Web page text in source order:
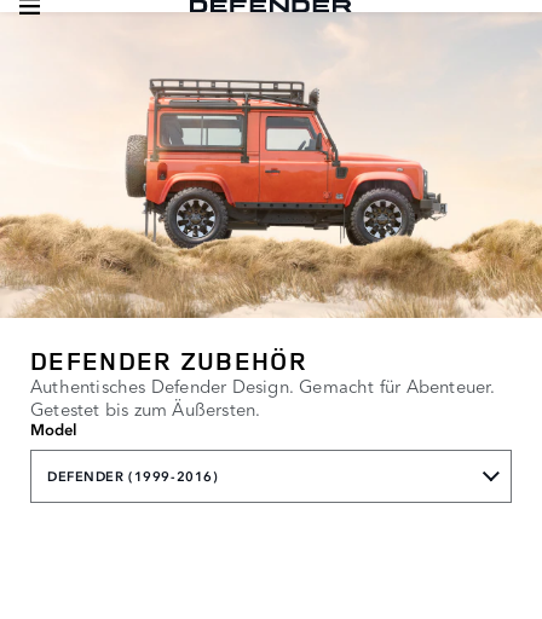
DEFENDER ZUBEHÖR
Authentisches Defender Design. Gemacht für Abenteuer.
Getestet bis zum Äußersten.
Model
DEFENDER (1999-2016)